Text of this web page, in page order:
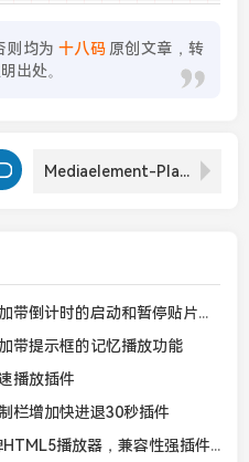
则均为 十八码 原创文章，转
出处。
Mediaelement-Player - 倍速播放插件
Mediaelement-Player - 增加带倒计时的启动和暂停贴片广告功能
提示框的记忆播放功能
播放插件
增加快进退30秒插件
Mediaelement.js - 经典老牌HTML5播放器，兼容性强插件丰富